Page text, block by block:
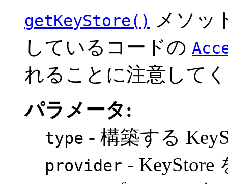
getKeyStore()
メソッ
しているコードの
れることに注意して
パラメータ:
type - 構築する
provider - KeyStore